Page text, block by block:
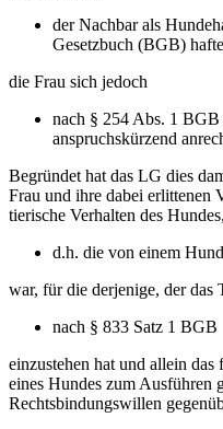
der Nachbar als
Gesetzbuch (BGB)
die Frau sich jedoch
nach § 254 Abs. 1
anspruchskürzend
Begründet hat das LG dies
Frau und ihre dabei erlittenen
tierische Verhalten des Hundes,
d.h. die von einem
war, für die derjenige, der das
nach § 833 Satz 1 BGB
einzustehen hat und allein
eines Hundes zum Ausführen
Rechtsbindungswillen